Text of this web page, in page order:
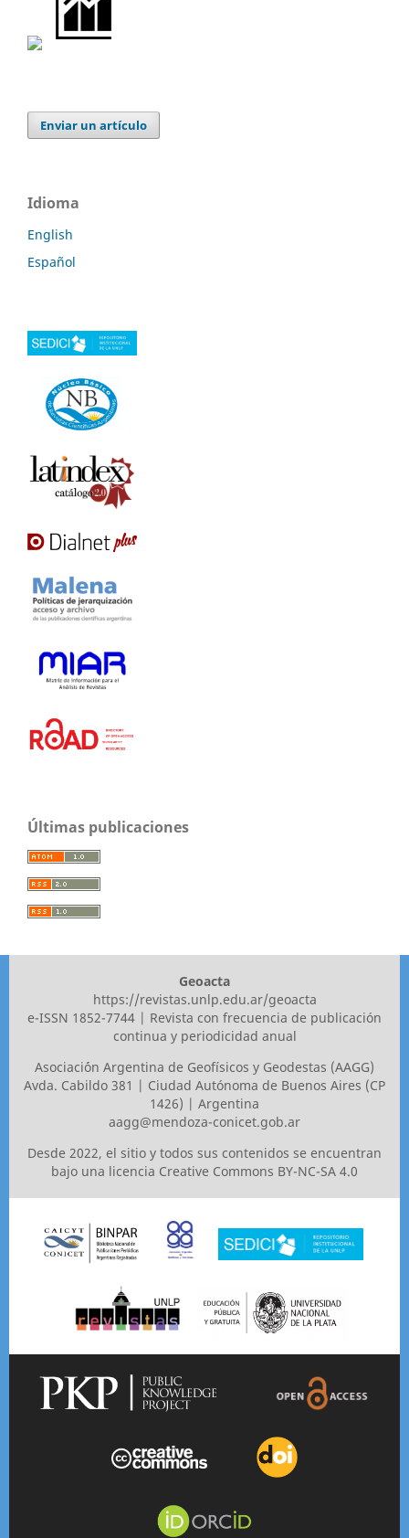
Enviar un artículo
Idioma
English
Español
Últimas publicaciones
Geoacta
https://revistas.unlp.edu.ar/geoacta
e-ISSN 1852-7744 | Revista con frecuencia de publicación
continua y periodicidad anual
Asociaci´ón Argentina de Geofísicos y Geodestas (AAGG)
Avda. Cabildo 381 | Ciudad Autónoma de Buenos Aires (CP
1426) | Argentina
aagg@mendoza-conicet.gob.ar
Desde 2022, el sitio y todos sus contenidos se encuentran
bajo una licencia Creative Commons BY-NC-SA 4.0